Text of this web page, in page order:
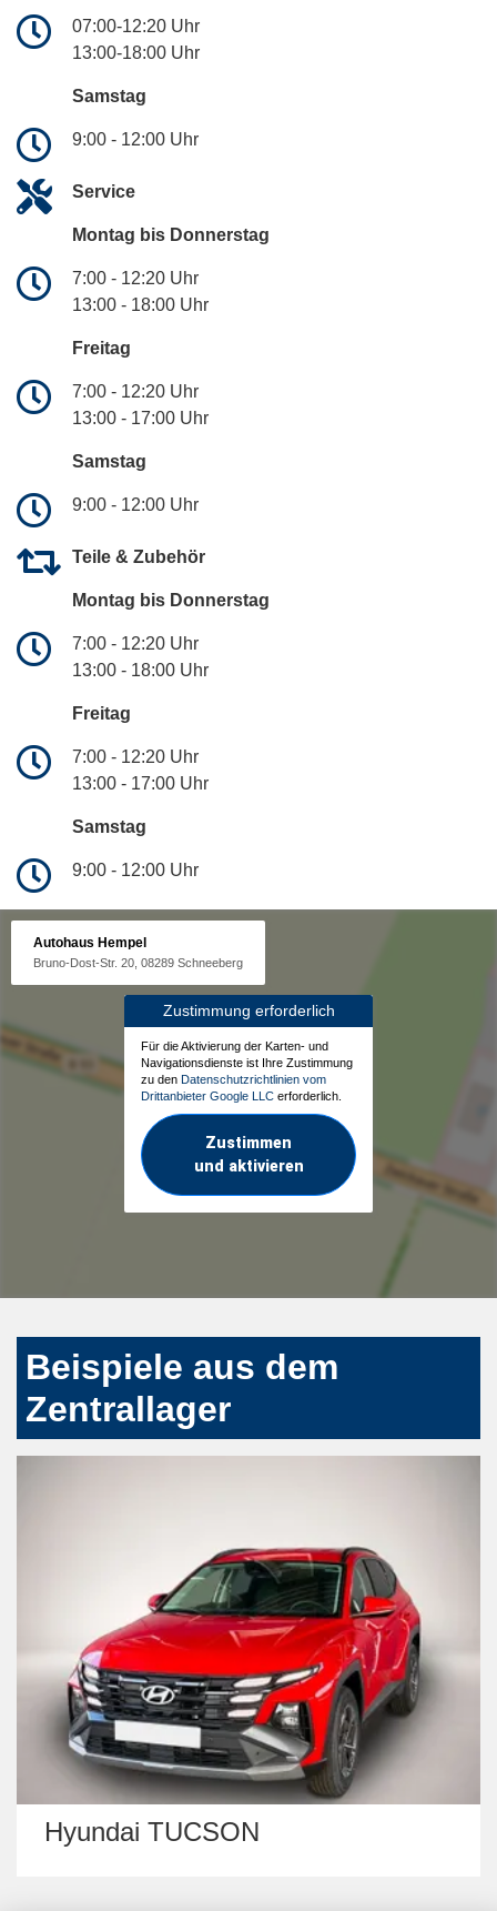
07:00-12:20 Uhr
13:00-18:00 Uhr
Samstag
9:00 - 12:00 Uhr
Service
Montag bis Donnerstag
7:00 - 12:20 Uhr
13:00 - 18:00 Uhr
Freitag
7:00 - 12:20 Uhr
13:00 - 17:00 Uhr
Samstag
9:00 - 12:00 Uhr
Teile & Zubehör
Montag bis Donnerstag
7:00 - 12:20 Uhr
13:00 - 18:00 Uhr
Freitag
7:00 - 12:20 Uhr
13:00 - 17:00 Uhr
Samstag
9:00 - 12:00 Uhr
Autohaus Hempel
Bruno-Dost-Str. 20, 08289 Schneeberg
Zustimmung erforderlich
Für die Aktivierung der Karten- und
Navigationsdienste ist Ihre Zustimmung
zu den Datenschutzrichtlinien vom
Drittanbieter Google LLC erforderlich.
Zustimmen
und aktivieren
Beispiele aus dem
Zentrallager
Hyundai TUCSON